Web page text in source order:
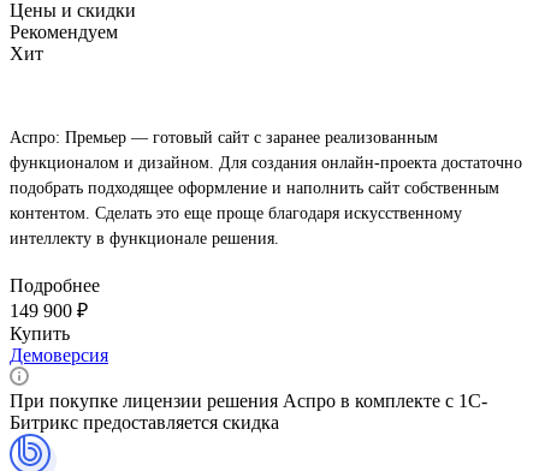
Цены и скидки
Рекомендуем
Хит
Аспро: Премьер — готовый сайт с заранее реализованным
функционалом и дизайном. Для создания онлайн-проекта достаточно
подобрать подходящее оформление и наполнить сайт собственным
контентом. Сделать это еще проще благодаря искусственному
интеллекту в функционале решения.
Подробнее
149 900 ₽
Купить
Демоверсия
При покупке лицензии решения Аспро в комплекте с 1С-
Битрикс предоставляется скидка